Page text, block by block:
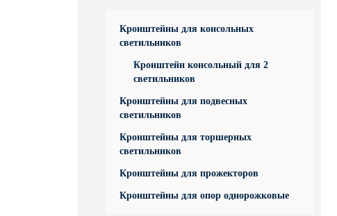
Кронштейны для консольных
светильников
Кронштейн консольный для 2
светильников
Кронштейны для подвесных
светильников
Кронштейны для торшерных
светильников
Кронштейны для прожекторов
Кронштейны для опор однорожковые